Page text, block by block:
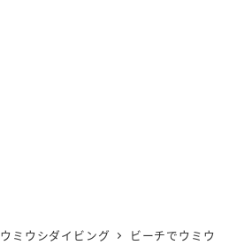
ウミウシダイビング
ビーチでウミウ